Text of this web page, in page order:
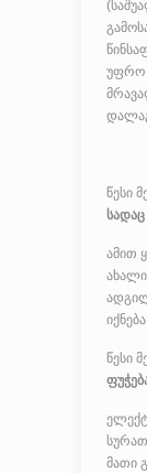
უფრო
წესი
სადაც
ამით
ახალი
წესი
მათი